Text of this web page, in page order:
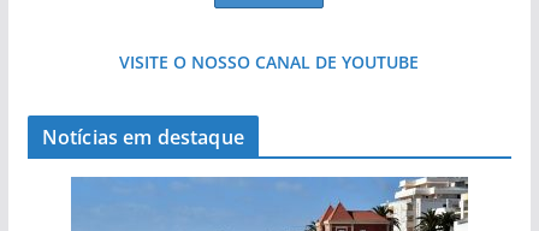
VISITE O NOSSO CANAL DE YOUTUBE
Notícias em destaque